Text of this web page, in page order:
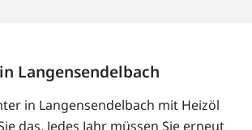
Langensendelbach
in Langensendelbach mit Heizöl
das. Jedes Jahr müssen Sie erneut